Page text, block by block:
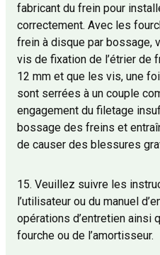
fabricant du frein pour
correctement. Avec les
frein à disque par bossage,
vis de fixation de l’étrier de
12 mm et que les vis, une
sont serrées à un couple
engagement du filetage
bossage des freins et
de causer des blessures
15. Veuillez suivre les
l’utilisateur ou du manuel
opérations d’entretien ainsi
fourche ou de l’amortisseur.